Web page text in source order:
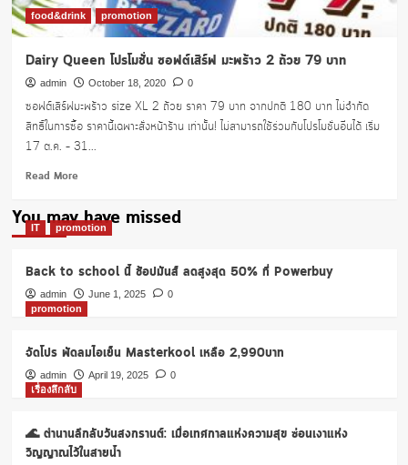
บ้าน
food&drink promotion
Dairy Queen โปรโมชั่น ซอฟต์เสิร์ฟ มะพร้าว 2 ถ้วย 79 บาท
admin October 18, 2020 0
ซอฟต์เสิร์ฟมะพร้าว size XL 2 ถ้วย ราคา 79 บาท จากปกติ 180 บาท ไม่จำกัด
สิทธิ์ในการซื้อ ราคานี้เฉพาะสั่งหน้าร้าน เท่านั้น! ไม่สามารถใช้ร่วมกับโปรโมชั่นอื่นได้ เริ่ม
17 ต.ค. – 31...
Read MoreRead
about
Dairy
โม
ชั่น
ซอฟต์
มะพร้าว
ถ้วย
79
You may have missed
IT promotion
Back to school นี้ ช้อปมันส์ ลดสูงสุด 50% ที่ Powerbuy
admin June 1, 2025
0
promotion
จัดโปร พัดลมไอเย็น Masterkool เหลือ 2,990บาท
admin April 19, 2025
0
เรื่องลึกลับ
🌊 ตำนานลึกลับวันสงกรานต์: เมื่อเทศกาลแห่งความสุข ซ่อนเงาแห่ง
วิญญาณไว้ในสายน้ำ